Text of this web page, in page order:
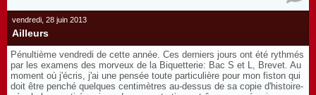
vendredi, 28 juin 2013
Ailleurs
Pénultième vendredi de cette année. Ces derniers jours ont été rythmés
par les examens des morveux de la Biquetterie: Bac S et L, Brevet. Au
moment où j'écris, j'ai une pensée toute particulière pour mon fiston qui
doit être penché quelques centimètres au-dessus de sa copie d'histoire-